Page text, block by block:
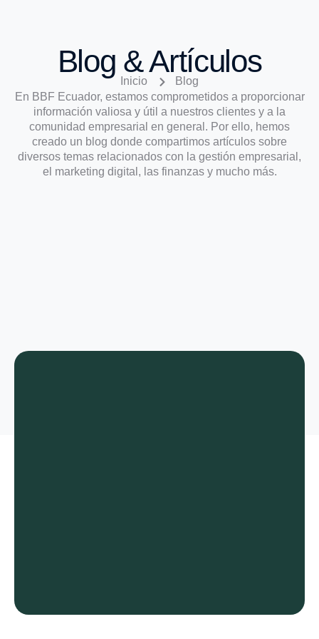
Blog & Artículos
Inicio
Blog
En BBF Ecuador, estamos comprometidos a proporcionar
información valiosa y útil a nuestros clientes y a la
comunidad empresarial en general. Por ello, hemos
creado un blog donde compartimos artículos sobre
diversos temas relacionados con la gestión empresarial,
el marketing digital, las finanzas y mucho más.